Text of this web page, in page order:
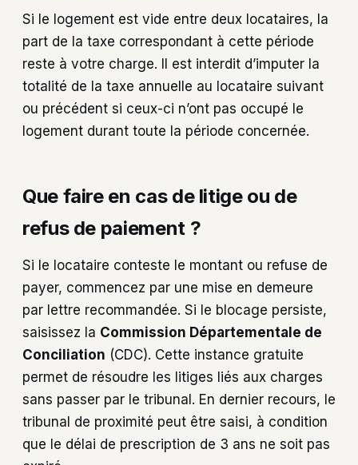
Si le logement est vide entre deux locataires, la
part de la taxe correspondant à cette période
reste à votre charge. Il est interdit d’imputer la
totalité de la taxe annuelle au locataire suivant
ou précédent si ceux-ci n’ont pas occupé le
logement durant toute la période concernée.
Que faire en cas de litige ou de
refus de paiement ?
Si le locataire conteste le montant ou refuse de
payer, commencez par une mise en demeure
par lettre recommandée. Si le blocage persiste,
saisissez la Commission Départementale de
Conciliation (CDC). Cette instance gratuite
permet de résoudre les litiges liés aux charges
sans passer par le tribunal. En dernier recours, le
tribunal de proximité peut être saisi, à condition
que le délai de prescription de 3 ans ne soit pas